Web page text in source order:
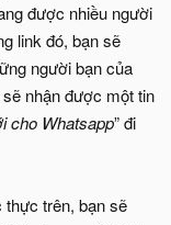
được nhiều người
link đó, bạn sẽ
người bạn của
nhận được một tin
cho Whatsapp” đi
thực trên, bạn sẽ